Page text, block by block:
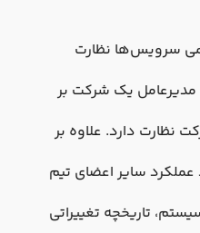
سرویس‌ها نظارت
یک شرکت بر
نظارت دارد. علاوه بر
سایر اعضای تیم
تاریخچه تغییراتی